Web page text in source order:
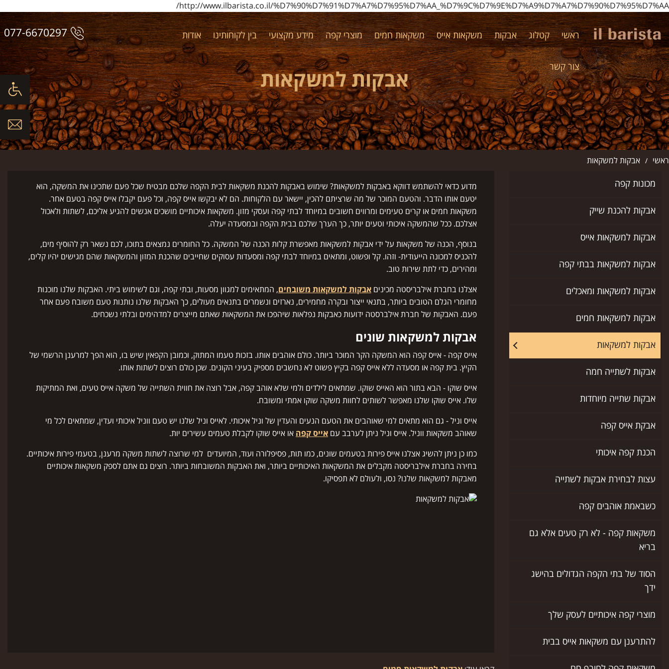
http://www.ilbarista.co.il/%D7%90%D7%91%D7%A7%D7%95%D7%AA_%D7%9C%D7%9E%D7%A9%D7%A7%D7%90%D7%95%D7%AA/
ראשי קטלוג אבקות משקאות אייס משקאות חמים מוצרי קפה מידע מקצועי בין לקוחותינו אודות
צור קשר
077-6670297
אבקות למשקאות
ראשי / אבקות למשקאות
מכונות קפה
אבקות להכנת שייק
אבקות למשקאות אייס
אבקות למשקאות בבתי קפה
אבקות למשקאות ומאכלים
אבקות למשקאות חמים
אבקות למשקאות
אבקות לשתייה חמה
אבקות שתייה מיוחדות
אבקת אייס קפה
הכנת קפה איכותי
עצות לבחירת אבקות לשתייה
כשבאמת אוהבים קפה
משקאות קפה - לא רק טעים אלא גם
בריא
הסוד של בתי הקפה הגדולים בהישג
ידך
מוצרי קפה איכותיים לעסק שלך
להתרענן עם משקאות אייס בבית
מדוע כדאי להשתמש דווקא באבקות למשקאות? שימוש באבקות להכנת משקאות לבית הקפה שלכם מבטיח שכל פעם שתכינו את המשקה, הוא
יטעם אותו הדבר. והטעם המוכר של מה שרציתם להכין, יישאר עם הלקוחות. הם לא יבקשו אייס קפה, וכל פעם יקבלו אייס קפה בטעם אחר.
משקאות חמים או קרים טעימים ומרווים חשובים במיוחד לבתי קפה ועסקי מזון. משקאות איכותיים מושכים אנשים להגיע אליכם, לשתות ולאכול
אצלכם. ככל שהמשקה איכותי וטעים יותר, כך הערך שלכם בבית הקפה ובמסעדה יעלה.
בנוסף, הכנה של משקאות על ידי אבקות למשקאות מאפשרת קלות הכנה של המשקה. כל החומרים נמצאים בתוכו, לכם נשאר רק להוסיף מים,
להכניס למכונה הייעודית- וזהו. קל ופשוט, ומתאים במיוחד לבתי קפה ומסעדות עסוקים שחייבים שהכנת המזון והמשקאות שהם מגישים יהיו קלים,
ומהירים, כדי לתת שירות טוב.
אצלנו בחברת אילבריסטה מכינים אבקות למשקאות משובחים, המתאימים למגוון מסעות, ובתי קפה, וגם לשימוש ביתי. האבקות שלנו מוכנות
מחומרי הגלם הטובים ביותר, בתנאי ייצור ובקרה מחמירים, נארזים ונשמרים בתנאים מעולים, כך האבקות שלנו נותנות טעם משובח פעם אחר
פעם. האבקות של חברת אילברסטה ידועות כאבקות נפלאות שיהפכו את המשקאות שאתם מייצרים למדהימים ובלתי נשכחים.
אבקות למשקאות שונים
אייס קפה - אייס קפה הוא המשקה הקר המוכר ביותר. כולם אוהבים אותו. בזכות טעמו המתוק, וכמובן הקפאין שיש בו, הוא הפך למרענן הרשמי של
הקיץ. בית קפה או מסעדה ללא אייס קפה בקיץ פשוט לא נחשבים מספיק בעיני הקונים. שכן כולם רוצים לשתות אותו.
אייס שוקו - הבא בתור הוא האייס שוקו. שמתאים לילדים ולמי שלא אוהב קפה, אבל רוצה את חווית השתייה של משקה אייס טעים, ואת המתיקות
שלו. אייס שוקו שלנו מאפשר לשותים לחוות משקה שוקו אמתי ומשובח.
אייס וניל - גם הוא מתאים למי שאוהבים את הטעם הנעים והעדין של וניל איכותי. לאייס וניל שלנו יש טעם ווניל איכותי ועדין, שמתאים לכל מי
שאוהב משקאות ווניל. אייס וניל ניתן לערבב עם אייס קפה או אייס שוקו לקבלת טעמים עשירים יות.
כמו כן ניתן להשיג אצלנו אייס פירות בטעמים שונים, כמו תות, פסיפלורה ועוד, המיועדים למי שרוצה לשתות משקה מרענן, בטעמי פירות איכותיים.
בחירה בחברת אילבריסטה מקבלים את המשקאות האיכותיים ביותר, ואת האבקות המשובחות ביותר. רוצים גם אתם לספק משקאות איכותיים
מאבקות למשקאות שלנו? נסו, ולעולם לא תפסיקו.